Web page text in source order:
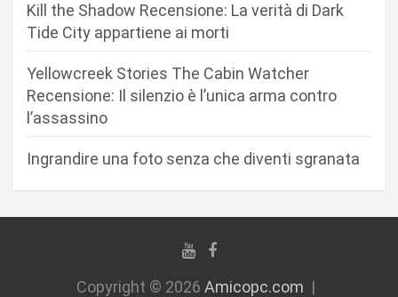
Kill the Shadow Recensione: La verità di Dark
Tide City appartiene ai morti
Yellowcreek Stories The Cabin Watcher
Recensione: Il silenzio è l’unica arma contro
l’assassino
Ingrandire una foto senza che diventi sgranata
Copyright © 2026 Amicopc.com